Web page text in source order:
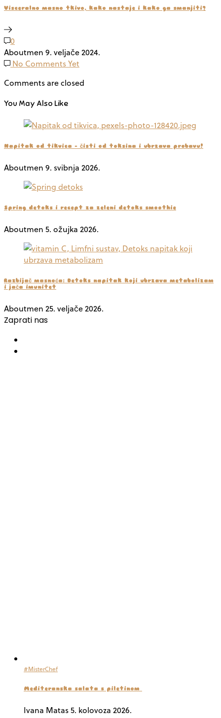
Visceralno masno tkivo, kako nastaje i kako ga smanjiti?
0
Aboutmen 9. veljače 2024.
No Comments Yet
Comments are closed
You May Also Like
Napitak od tikvica – čisti od toksina i ubrzava probavu!
Aboutmen 9. svibnja 2026.
Spring detoks i recept za zeleni detoks smoothie
Aboutmen 5. ožujka 2026.
Razbijač masnoća: Detoks napitak koji ubrzava metabolizam
i jača imunitet
Aboutmen 25. veljače 2026.
Zaprati nas
#MisterChef
Mediteranska salata s piletinom
Ivana Matas5. kolovoza 2026.